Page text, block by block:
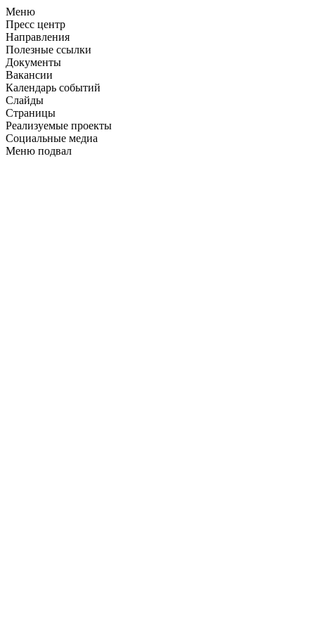
Меню
Пресс центр
Направления
Полезные ссылки
Документы
Вакансии
Календарь событий
Слайды
Страницы
Реализуемые проекты
Социальные медиа
Меню подвал